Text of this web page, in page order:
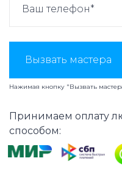
Вызвать мастера
Нажимая кнопку "Вызвать
Принимаем оплату
способом: